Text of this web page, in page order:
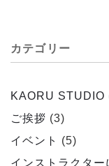
カテゴリー
KAORU STUDIO
ご挨拶 (3)
イベント
(5)
インストラクター